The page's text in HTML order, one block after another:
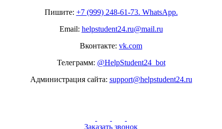
Пишите: +7 (999) 248-61-73. WhatsApp.
Email: helpstudent24.ru@mail.ru
Вконтакте: vk.com
Телеграмм: @HelpStudent24_bot
Администрация сайта: support@helpstudent24.ru
Заказать звонок